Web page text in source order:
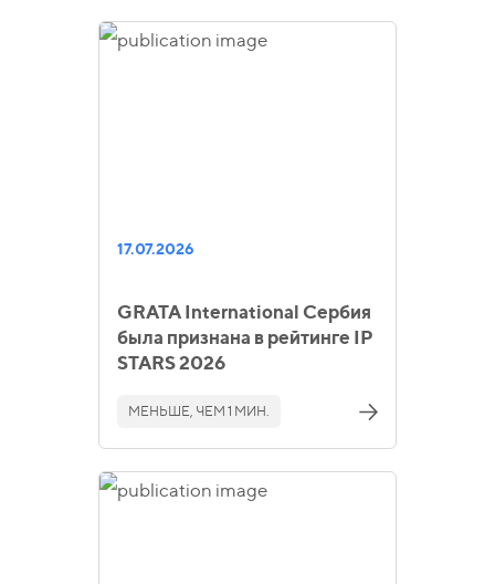
17.07.2026
GRATA International Сербия
была признана в рейтинге IP
STARS 2026
МЕНЬШЕ, ЧЕМ 1 МИН.